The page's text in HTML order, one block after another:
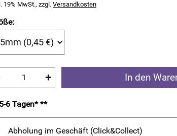
19% MwSt., zzgl.Versandkosten
+ In den
6 Tagen* **
Abholung im Geschäft (Click&Collect)